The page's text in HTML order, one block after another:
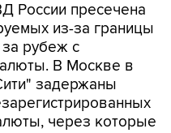
России пресечена
из-за границы
рубеж с
В Москве в
задержаны
через которые